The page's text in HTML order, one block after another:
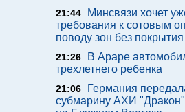
21:44
Минсвязи хочет
требования к сотовым
поводу зон без покрытия
21:26
В Араре
трехлетнего ребенка
21:06
Германия
субмарину АХИ